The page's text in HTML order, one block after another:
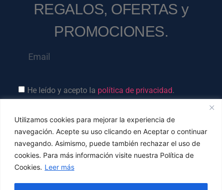
Utilizamos cookies para mejorar la experiencia de
navegación. Acepte su uso clicando en Aceptar o continuar
navegando. Asimismo, puede también rechazar el uso de
cookies. Para más información visite nuestra Política de
Cookies. Leer más
REGALOS, OFERTAS y
PROMOCIONES.
He leído y acepto la política de privacidad.
Suscríbete ⟶
Calle José Enrique Marrero, 9 – CP 35017
Las Palmas de Gran Canaria
Hola! ¿En qué podemos ayudarte?